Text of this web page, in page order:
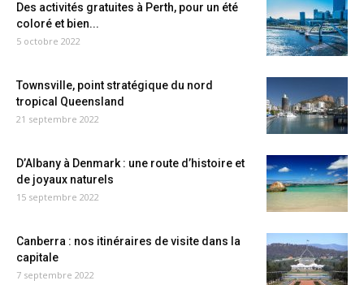
Des activités gratuites à Perth, pour un été
coloré et bien...
5 octobre 2022
Townsville, point stratégique du nord
tropical Queensland
21 septembre 2022
D’Albany à Denmark : une route d’histoire et
de joyaux naturels
15 septembre 2022
Canberra : nos itinéraires de visite dans la
capitale
7 septembre 2022